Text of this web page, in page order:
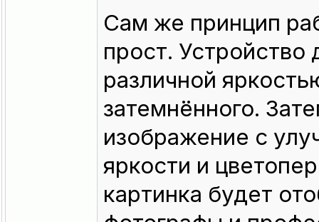
Сам же принцип
прост. Устройство
различной
затемнённого.
изображение с
яркости и
картинка будет